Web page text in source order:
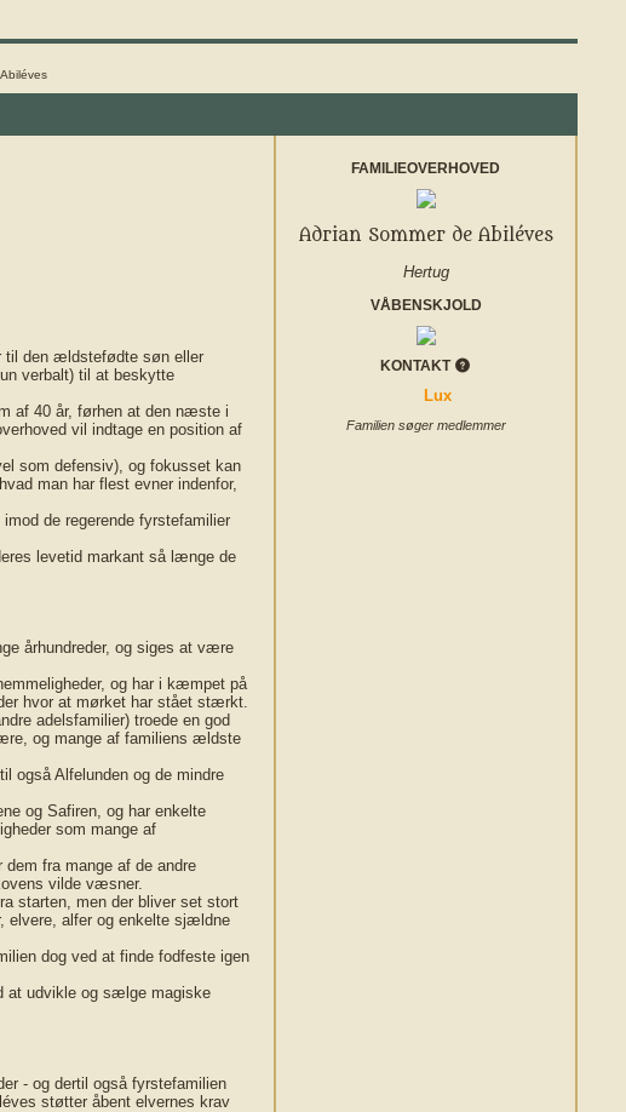
Abiléves
til den ældstefødte søn eller
verbalt) til at beskytte
af 40 år, førhen at den næste i
vil indtage en position af
som defensiv), og fokusset kan
man har flest evner indenfor,
de regerende fyrstefamilier
levetid markant så længe de
århundreder, og siges at være
og har i kæmpet på
hvor at mørket har stået stærkt.
adelsfamilier) troede en god
og mange af familiens ældste
også Alfelunden og de mindre
og Safiren, og har enkelte
som mange af
dem fra mange af de andre
vilde væsner.
starten, men der bliver set stort
elvere, alfer og enkelte sjældne
dog ved at finde fodfeste igen
at udvikle og sælge magiske
- og dertil også fyrstefamilien
støtter åbent elvernes krav
FAMILIEOVERHOVED
Adrian Sommer de Abiléves
Hertug
VÅBENSKJOLD
KONTAKT
Lux
Familien søger medlemmer